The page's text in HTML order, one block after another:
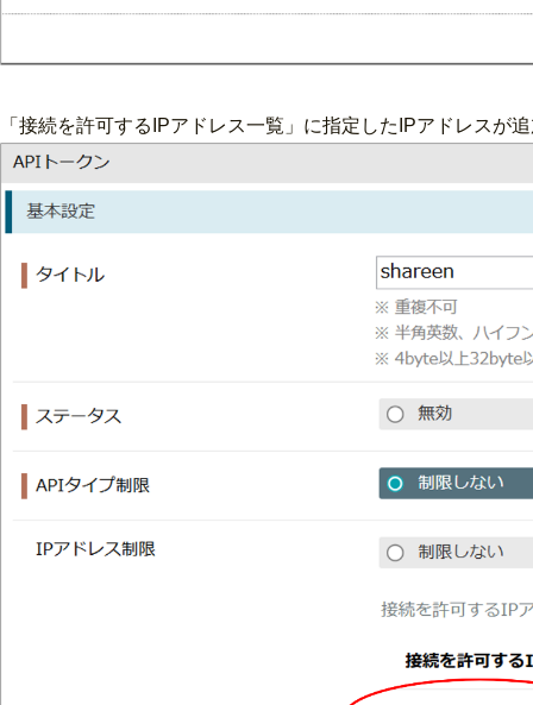
「接続を許可するIPアドレス一覧」に指定したIPアドレスが